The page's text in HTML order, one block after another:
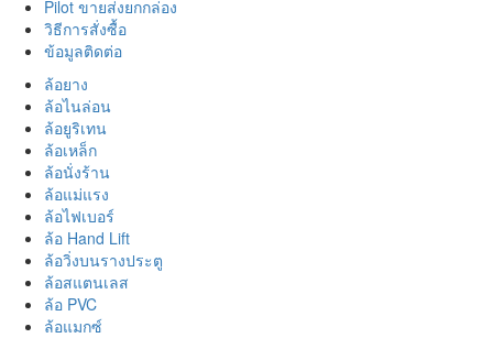
Pilot ขายส่งยกกล่อง
วิธีการสั่งซื้อ
ข้อมูลติดต่อ
ล้อยาง
ล้อไนล่อน
ล้อยูริเทน
ล้อเหล็ก
ล้อนั่งร้าน
ล้อแม่แรง
ล้อไฟเบอร์
ล้อ Hand Lift
ล้อวิ่งบนรางประตู
ล้อสแตนเลส
ล้อ PVC
ล้อแมกซ์